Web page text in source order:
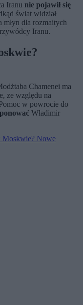
Iranu nie pojawił się
świat widział
młyn dla rozmaitych
Iranu.
Chamenei ma
ze względu na
w powrocie do
Władimir
Moskwie? Nowe